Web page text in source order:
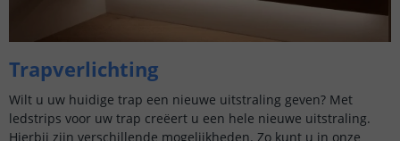
Trapverlichting
Wilt u uw huidige trap een nieuwe uitstraling geven? Met
ledstrips voor uw trap creëert u een hele nieuwe uitstraling.
Hierbij zijn verschillende mogelijkheden. Zo kunt u in onze